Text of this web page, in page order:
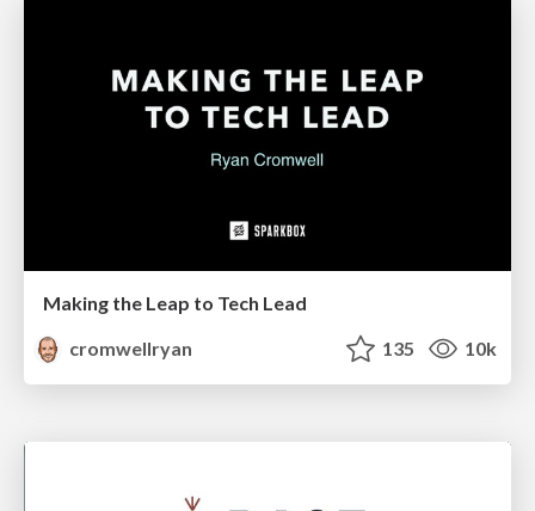
Making the Leap to Tech Lead
cromwellryan
135 10k